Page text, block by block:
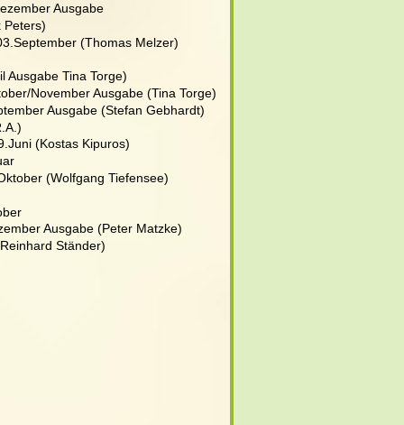
Ausgabe
Peters)
(Thomas Melzer)
Ausgabe Tina Torge)
November Ausgabe (Tina Torge)
Ausgabe (Stefan Gebhardt)
(Kostas Kipuros)
(Wolfgang Tiefensee)
Ausgabe (Peter Matzke)
Ständer)